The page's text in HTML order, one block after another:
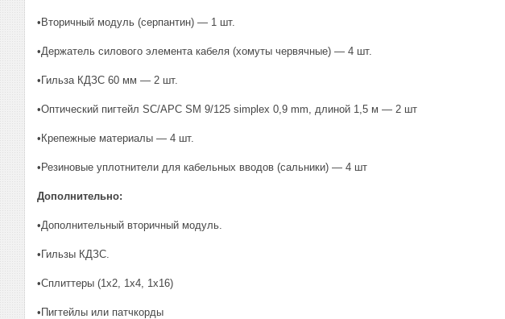
•Вторичный модуль (серпантин) — 1 шт.
•Держатель силового элемента кабеля (хомуты червячные) — 4 шт.
•Гильза КДЗС 60 мм — 2 шт.
•Оптический пигтейл SC/APC SM 9/125 simplex 0,9 mm, длиной 1,5 м — 2 шт
•Крепежные материалы — 4 шт.
•Резиновые уплотнители для кабельных вводов (сальники) — 4 шт
Дополнительно:
•Дополнительный вторичный модуль.
•Гильзы КДЗС.
•Сплиттеры (1х2, 1х4, 1х16)
•Пигтейлы или патчкорды